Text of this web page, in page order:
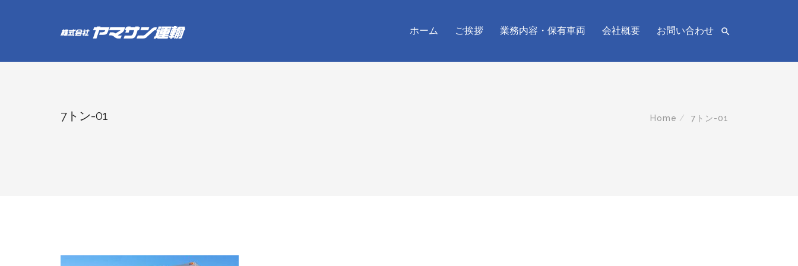

ホーム ご挨拶 業務内容・保有車両 会社概要 お問い合わせ
7トン-01 Home 7トン-01